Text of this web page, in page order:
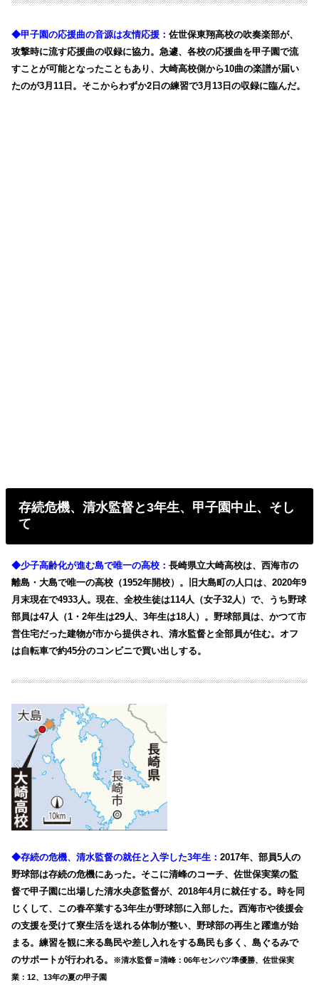
◆甲子園の応援曲の音源は友情応援：佐世保東翔高校の吹奏楽部が、
攻撃時に流す応援曲の収録に協力。急遽、各校の応援曲を甲子園で流
すことが可能となったこともあり、大崎高校側から10曲の楽譜が届い
たのが3月11日。そこからわずか2日の練習で3月13日の収録に臨んだ。
存続危機、清水監督と3年生、甲子園中止、そし
て
◆少子高齢化が進む島で唯一の高校：長崎県立大崎高校は、西海市の
離島・大島で唯一の高校（1952年開校）。旧大島町の人口は、2020年9
月末現在で4933人。現在、全校生徒は114人（女子32人）で、うち野球
部員は47人（1・2年生は29人、3年生は18人）。野球部員は、かつて市
営住宅だった建物が市から提供され、清水監督と全部員が住む。オフ
は自転車で約45分のコンビニで買い出しする。
◆存続の危機、清水監督の就任と入学した3年生：2017年、部員5人の
野球部は存続の危機にあった。そこに清峰のコーチ、佐世保実業の監
督で甲子園に出場した清水央彦監督が、2018年4月に就任する。時を同
じくして、この春卒業する3年生が野球部に入部した。西海市や後援会
の支援を受けて寮生活を送れる体制が整い、野球部の再生と躍進が始
まる。練習を観に来る島民や差し入れをする島民も多く、島ぐるみで
のサポートが行われる。
※清水監督＝清峰：06年センバツ準優勝、佐世保実
業：12、13年の夏の甲子園